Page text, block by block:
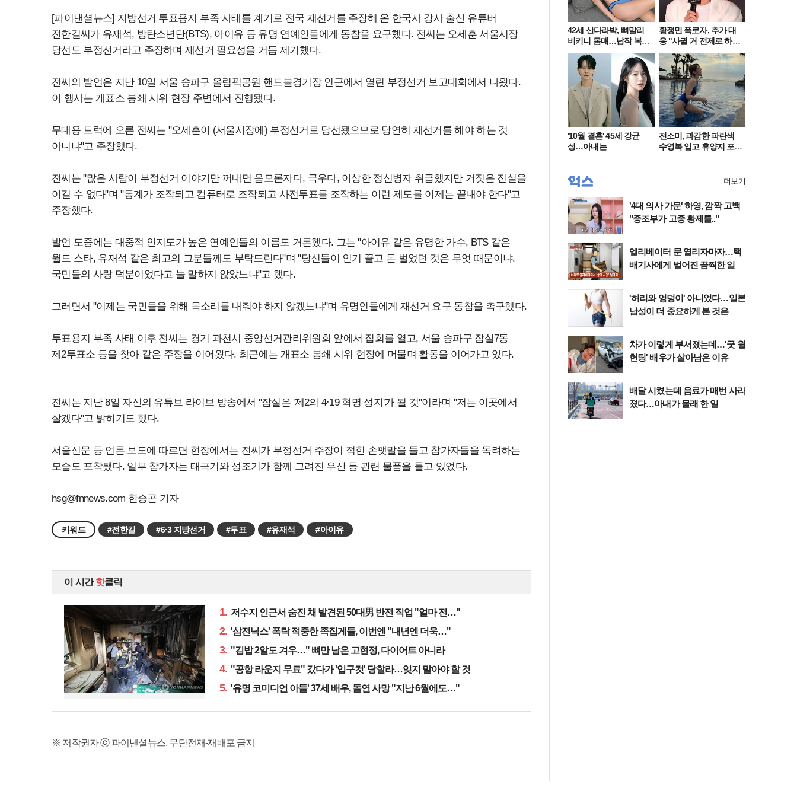
[파이낸셜뉴스] 지방선거 투표용지 부족 사태를 계기로 전국 재선거를 주장해 온 한국사 강사 출신 유튜버
전한길씨가 유재석, 방탄소년단(BTS), 아이유 등 유명 연예인들에게 동참을 요구했다. 전씨는 오세훈 서울시장
당선도 부정선거라고 주장하며 재선거 필요성을 거듭 제기했다.
전씨의 발언은 지난 10일 서울 송파구 올림픽공원 핸드볼경기장 인근에서 열린 부정선거 보고대회에서 나왔다.
이 행사는 개표소 봉쇄 시위 현장 주변에서 진행됐다.
무대용 트럭에 오른 전씨는 "오세훈이 (서울시장에) 부정선거로 당선됐으므로 당연히 재선거를 해야 하는 것
아니냐"고 주장했다.
전씨는 "많은 사람이 부정선거 이야기만 꺼내면 음모론자다, 극우다, 이상한 정신병자 취급했지만 거짓은 진실을
이길 수 없다"며 "통계가 조작되고 컴퓨터로 조작되고 사전투표를 조작하는 이런 제도를 이제는 끝내야 한다"고
주장했다.
발언 도중에는 대중적 인지도가 높은 연예인들의 이름도 거론했다. 그는 "아이유 같은 유명한 가수, BTS 같은
월드 스타, 유재석 같은 최고의 그분들께도 부탁드린다"며 "당신들이 인기 끌고 돈 벌었던 것은 무엇 때문이냐.
국민들의 사랑 덕분이었다고 늘 말하지 않았느냐"고 했다.
그러면서 "이제는 국민들을 위해 목소리를 내줘야 하지 않겠느냐"며 유명인들에게 재선거 요구 동참을 촉구했다.
투표용지 부족 사태 이후 전씨는 경기 과천시 중앙선거관리위원회 앞에서 집회를 열고, 서울 송파구 잠실7동
제2투표소 등을 찾아 같은 주장을 이어왔다. 최근에는 개표소 봉쇄 시위 현장에 머물며 활동을 이어가고 있다.
전씨는 지난 8일 자신의 유튜브 라이브 방송에서 "잠실은 '제2의 4·19 혁명 성지'가 될 것"이라며 "저는 이곳에서
살겠다"고 밝히기도 했다.
서울신문 등 언론 보도에 따르면 현장에서는 전씨가 부정선거 주장이 적힌 손팻말을 들고 참가자들을 독려하는
모습도 포착됐다. 일부 참가자는 태극기와 성조기가 함께 그려진 우산 등 관련 물품을 들고 있었다.
hsg@fnnews.com 한승곤 기자
키워드 #전한길 #6·3 지방선거 #투표 #유재석 #아이유
이 시간핫클릭
1. 저수지 인근서 숨진 채 발견된 50대男 반전 직업 "얼마 전…"
2. '삼전닉스' 폭락 적중한 족집게들, 이번엔 "내년엔 더욱…"
3. "김밥 2알도 겨우…" 뼈만 남은 고현정, 다이어트 아니라
4. "공항 라운지 무료" 갔다가 '입구컷' 당할라…잊지 말아야 할 것
5. '유명 코미디언 아들' 37세 배우, 돌연 사망 "지난 6월에도…"
※ 저작권자 ⓒ 파이낸셜뉴스, 무단전재-재배포 금지
42세 산다라박, 뼈말리
비키니 몸매…납작 복부
에 깜짝
황정민 폭로자, 추가 대
응 "사귈 거 전제로 하
고…"
'10월 결혼' 45세 강균
성…아내는
전소미, 과감한 파란색
수영복 입고 휴양지 포
'4대 의사 가문' 하영, 깜짝 고백
"증조부가 고종 황제를.."
엘리베이터 문 열리자마자…택
배기사에게 벌어진 끔찍한 일
'허리와 엉덩이' 아니었다…일본
남성이 더 중요하게 본 것은
차가 이렇게 부서졌는데…'굿 윌
헌팅' 배우가 살아남은 이유
배달 시켰는데 음료가 매번 사라
졌다…아내가 몰래 한 일
더보기